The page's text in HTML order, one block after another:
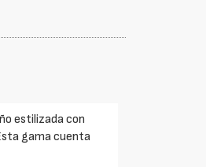
estilizada con
gama cuenta